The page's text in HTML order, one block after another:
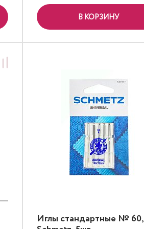
В КОРЗИНУ
Иглы стандартные № 60,